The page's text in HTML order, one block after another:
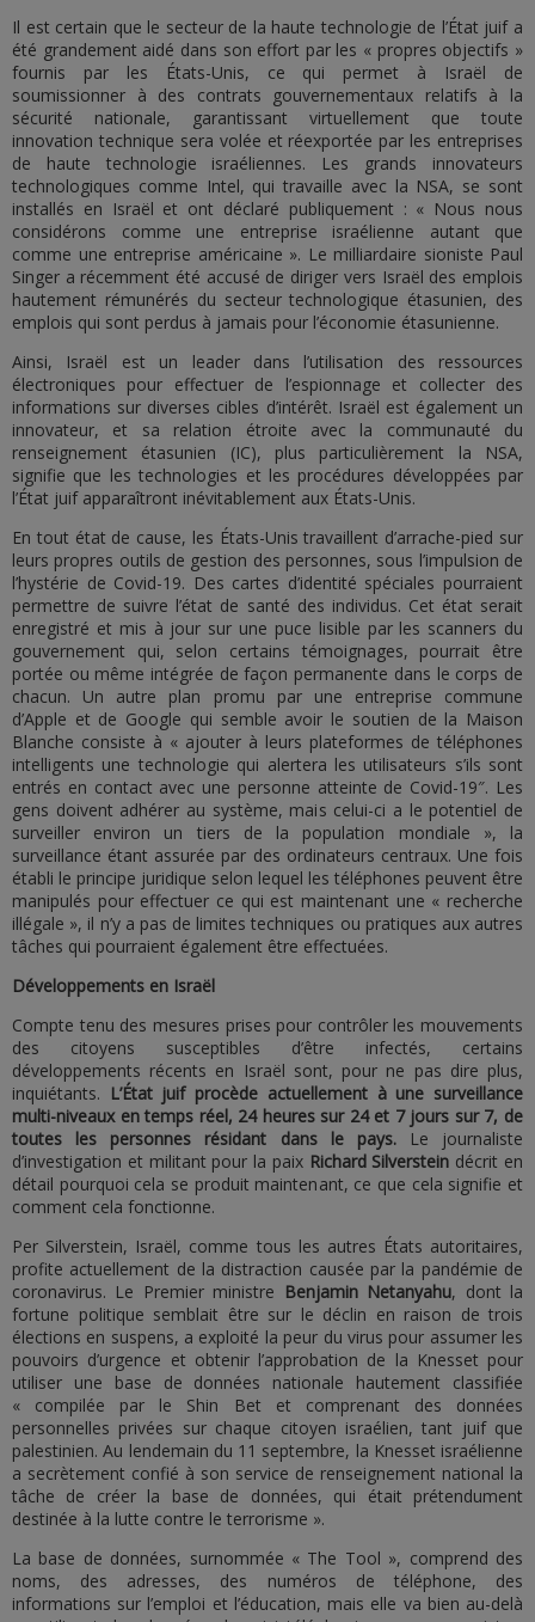
Il est certain que le secteur de la haute technologie de l’État juif a
été grandement aidé dans son effort par les « propres objectifs »
fournis par les États-Unis, ce qui permet à Israël de
soumissionner à des contrats gouvernementaux relatifs à la
sécurité nationale, garantissant virtuellement que toute
innovation technique sera volée et réexportée par les entreprises
de haute technologie israéliennes. Les grands innovateurs
technologiques comme Intel, qui travaille avec la NSA, se sont
installés en Israël et ont déclaré publiquement : « Nous nous
considérons comme une entreprise israélienne autant que
comme une entreprise américaine ». Le milliardaire sioniste Paul
Singer a récemment été accusé de diriger vers Israël des emplois
hautement rémunérés du secteur technologique étasunien, des
emplois qui sont perdus à jamais pour l’économie étasunienne.
Ainsi, Israël est un leader dans l’utilisation des ressources
électroniques pour effectuer de l’espionnage et collecter des
informations sur diverses cibles d’intérêt. Israël est également un
innovateur, et sa relation étroite avec la communauté du
renseignement étasunien (IC), plus particulièrement la NSA,
signifie que les technologies et les procédures développées par
l’État juif apparaîtront inévitablement aux États-Unis.
En tout état de cause, les États-Unis travaillent d’arrache-pied sur
leurs propres outils de gestion des personnes, sous l’impulsion de
l’hystérie de Covid-19. Des cartes d’identité spéciales pourraient
permettre de suivre l’état de santé des individus. Cet état serait
enregistré et mis à jour sur une puce lisible par les scanners du
gouvernement qui, selon certains témoignages, pourrait être
portée ou même intégrée de façon permanente dans le corps de
chacun. Un autre plan promu par une entreprise commune
d’Apple et de Google qui semble avoir le soutien de la Maison
Blanche consiste à « ajouter à leurs plateformes de téléphones
intelligents une technologie qui alertera les utilisateurs s’ils sont
entrés en contact avec une personne atteinte de Covid-19″. Les
gens doivent adhérer au système, mais celui-ci a le potentiel de
surveiller environ un tiers de la population mondiale », la
surveillance étant assurée par des ordinateurs centraux. Une fois
établi le principe juridique selon lequel les téléphones peuvent être
manipulés pour effectuer ce qui est maintenant une « recherche
illégale », il n’y a pas de limites techniques ou pratiques aux autres
tâches qui pourraient également être effectuées.
Développements en Israël
Compte tenu des mesures prises pour contrôler les mouvements
des citoyens susceptibles d’être infectés, certains
développements récents en Israël sont, pour ne pas dire plus,
inquiétants. L’État juif procède actuellement à une surveillance
multi-niveaux en temps réel, 24 heures sur 24 et 7 jours sur 7, de
toutes les personnes résidant dans le pays.Le journaliste
d’investigation et militant pour la paix Richard Silverstein décrit en
détail pourquoi cela se produit maintenant, ce que cela signifie et
comment cela fonctionne.
Per Silverstein, Israël, comme tous les autres États autoritaires,
profite actuellement de la distraction causée par la pandémie de
coronavirus. Le Premier ministre Benjamin Netanyahu, dont la
fortune politique semblait être sur le déclin en raison de trois
élections en suspens, a exploité la peur du virus pour assumer les
pouvoirs d’urgence et obtenir l’approbation de la Knesset pour
utiliser une base de données nationale hautement classifiée
« compilée par le Shin Bet et comprenant des données
personnelles privées sur chaque citoyen israélien, tant juif que
palestinien. Au lendemain du 11 septembre, la Knesset israélienne
a secrètement confié à son service de renseignement national la
tâche de créer la base de données, qui était prétendument
destinée à la lutte contre le terrorisme ».
La base de données, surnommée « The Tool », comprend des
noms, des adresses, des numéros de téléphone, des
informations sur l’emploi et l’éducation, mais elle va bien au-delà